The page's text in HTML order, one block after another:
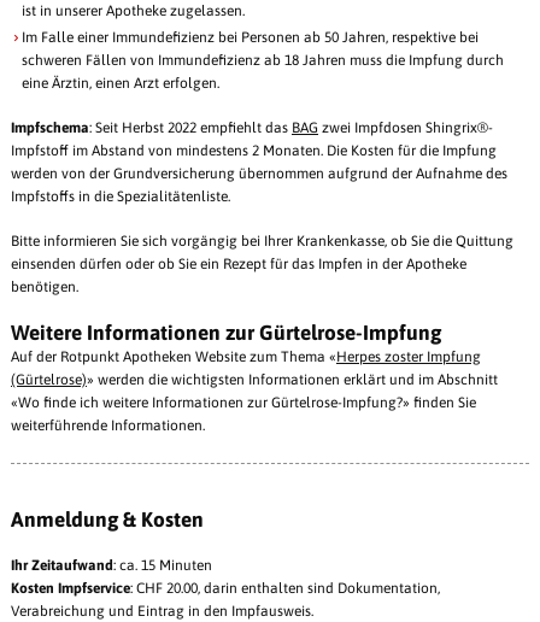
ist in unserer Apotheke zugelassen.
Im Falle einer Immundefizienz bei Personen ab 50 Jahren, respektive bei
schweren Fällen von Immundefizienz ab 18 Jahren muss die Impfung durch
eine Ärztin, einen Arzt erfolgen.
Impfschema: Seit Herbst 2022 empfiehlt das BAG zwei Impfdosen Shingrix®-
Impfstoff im Abstand von mindestens 2 Monaten. Die Kosten für die Impfung
werden von der Grundversicherung übernommen aufgrund der Aufnahme des
Impfstoffs in die Spezialitätenliste.
Bitte informieren Sie sich vorgängig bei Ihrer Krankenkasse, ob Sie die Quittung
einsenden dürfen oder ob Sie ein Rezept für das Impfen in der Apotheke
benötigen.
Weitere Informationen zur Gürtelrose-Impfung
Auf der Rotpunkt Apotheken Website zum Thema «Herpes zoster Impfung
(Gürtelrose)» werden die wichtigsten Informationen erklärt und im Abschnitt
«Wo finde ich weitere Informationen zur Gürtelrose-Impfung?» finden Sie
weiterführende Informationen.
Anmeldung & Kosten
Ihr Zeitaufwand: ca. 15 Minuten
Kosten Impfservice: CHF 20.00, darin enthalten sind Dokumentation,
Verabreichung und Eintrag in den Impfausweis.